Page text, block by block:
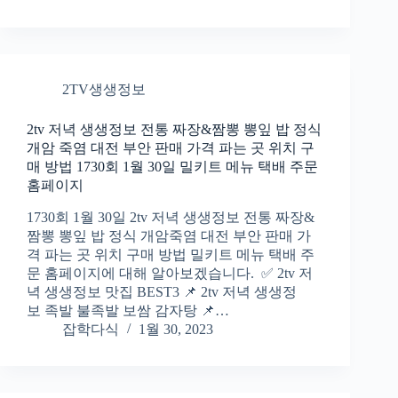
2TV생생정보
2tv 저녁 생생정보 전통 짜장&짬뽕 뽕잎 밥 정식
개암 죽염 대전 부안 판매 가격 파는 곳 위치 구
매 방법 1730회 1월 30일 밀키트 메뉴 택배 주문
홈페이지
1730회 1월 30일 2tv 저녁 생생정보 전통 짜장&
짬뽕 뽕잎 밥 정식 개암죽염 대전 부안 판매 가
격 파는 곳 위치 구매 방법 밀키트 메뉴 택배 주
문 홈페이지에 대해 알아보겠습니다. ✅ 2tv 저
녁 생생정보 맛집 BEST3 📌 2tv 저녁 생생정
보 족발 불족발 보쌈 감자탕 📌…
잡학다식
1월 30, 2023